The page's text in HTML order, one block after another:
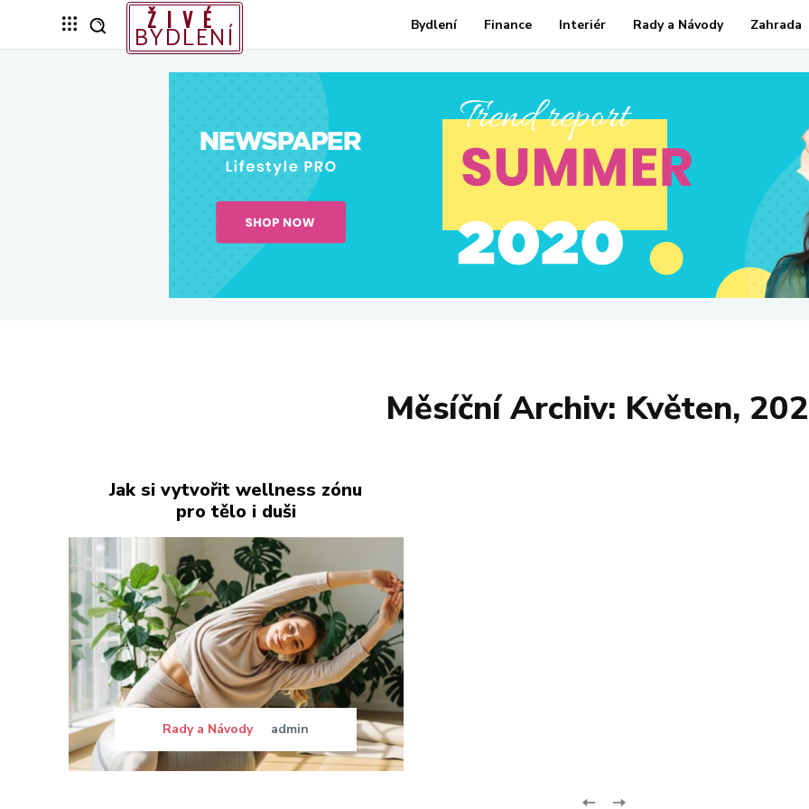
ŽIVÉ
BYDLENÍ Bydlení Finance Interiér Rady a Návody Zahrada
Měsíční Archiv: Květen,
Jak si vytvořit wellness zónu
pro tělo i duši
Rady a Návody admin